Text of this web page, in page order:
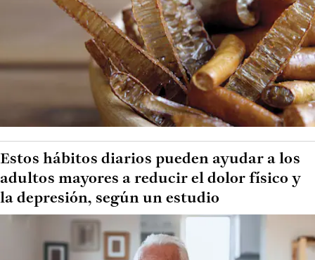
Estos hábitos diarios pueden ayudar a los
adultos mayores a reducir el dolor físico y
la depresión, según un estudio